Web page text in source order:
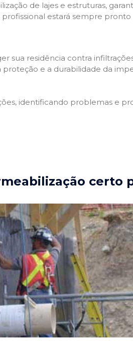
de lajes e estruturas,
estará sempre
residência contra
e a durabilidade da
identificando problemas e
certo